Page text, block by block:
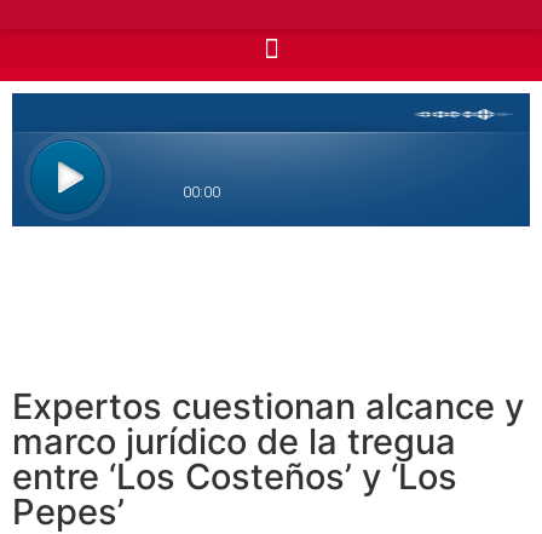
Expertos cuestionan alcance y
marco jurídico de la tregua
entre ‘Los Costeños’ y ‘Los
Pepes’